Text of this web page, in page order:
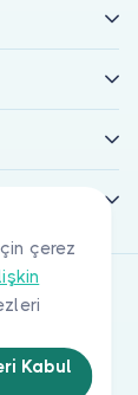
çerez
Kabul